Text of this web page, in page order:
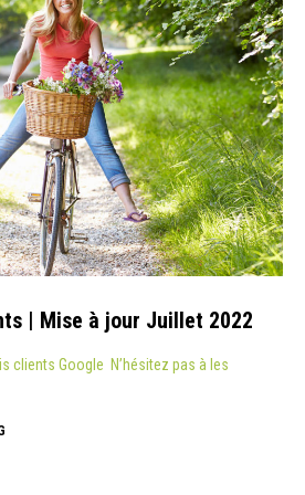
| Mise à jour Juillet 2022
clients Google N’hésitez pas à les